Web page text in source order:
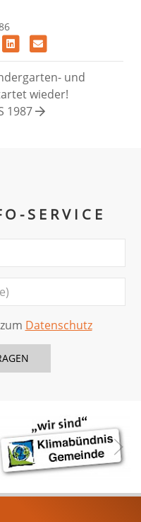
und
wieder!
1987
SERVICE
Datenschutz